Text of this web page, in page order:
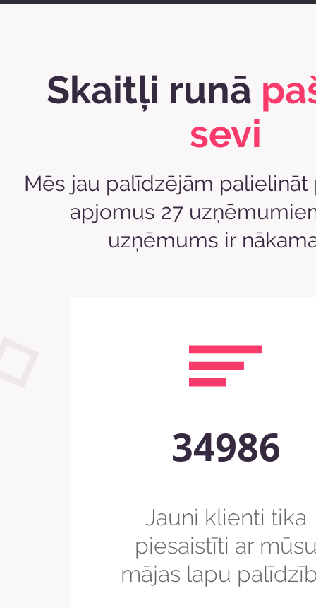
Skaitļi runā
sevi
Mēs jau palīdzējām palielināt
apjomus 27
uzņēmums ir
34986
Jauni klienti tika
piesaistīti ar
mājas lapu